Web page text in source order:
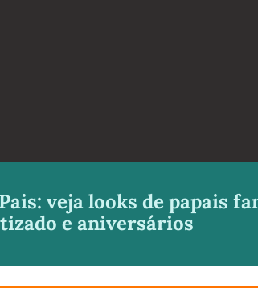
veja looks de papais
e aniversários